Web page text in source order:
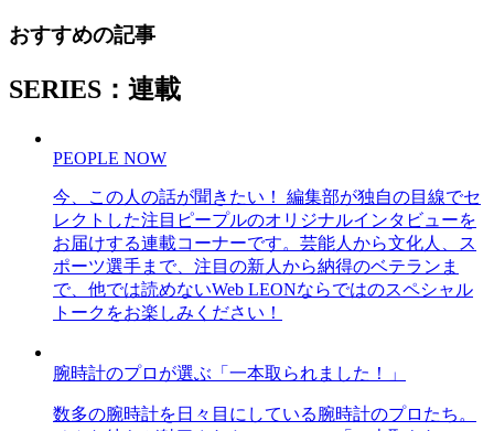
おすすめの記事
SERIES：連載
PEOPLE NOW
今、この人の話が聞きたい！ 編集部が独自の目線でセ
レクトした注目ピープルのオリジナルインタビューを
お届けする連載コーナーです。芸能人から文化人、ス
ポーツ選手まで、注目の新人から納得のベテランま
で、他では読めないWeb LEONならではのスペシャル
トークをお楽しみください！
腕時計のプロが選ぶ「一本取られました！」
数多の腕時計を日々目にしている腕時計のプロたち。